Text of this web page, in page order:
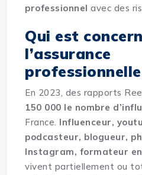
professionnel avec des
Qui est
l’assurance
En 2023, des rapports
150 000 le nombre
France. Influenceur,
podcasteur, blogueur,
Instagram, formateur
vivent partiellement ou